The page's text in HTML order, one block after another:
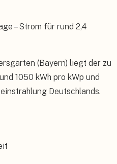
– Strom für rund 2,4
(Bayern) liegt der zu
1050 kWh pro kWp und
Deutschlands.